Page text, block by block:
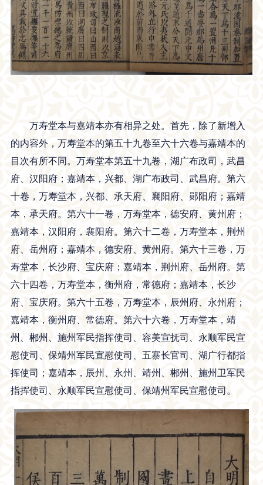
万寿堂本与嘉靖本亦有相异之处。首先，除了新增入
的内容外，万寿堂本的第五十九卷至六十六卷与嘉靖本的
目次有所不同。万寿堂本第五十九卷，湖广布政司，武昌
府、汉阳府；嘉靖本，兴都、湖广布政司、武昌府。第六
十卷，万寿堂本，兴都、承天府、襄阳府、郧阳府；嘉靖
本，承天府。第六十一卷，万寿堂本，德安府、黄州府；
嘉靖本，汉阳府，襄阳府。第六十二卷，万寿堂本，荆州
府、岳州府；嘉靖本，德安府、黄州府。第六十三卷，万
寿堂本，长沙府、宝庆府；嘉靖本，荆州府、岳州府。第
六十四卷，万寿堂本，衡州府，常德府；嘉靖本，长沙
府、宝庆府。第六十五卷，万寿堂本，辰州府、永州府；
嘉靖本，衡州府、常德府。第六十六卷，万寿堂本，靖
州、郴州、施州军民指挥使司、容美宣抚司、永顺军民宣
慰使司、保靖州军民宣慰使司、五寨长官司、湖广行都指
挥使司；嘉靖本，辰州、永州、靖州、郴州、施州卫军民
指挥使司、永顺军民宣慰使司、保靖州军民宣慰使司。